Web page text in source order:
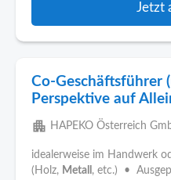
Jetzt
Co-Geschäftsführer
Perspektive auf
apartment HAPEKO Österreich
idealerweise im Handwerk
(Holz, Metall , etc.) •